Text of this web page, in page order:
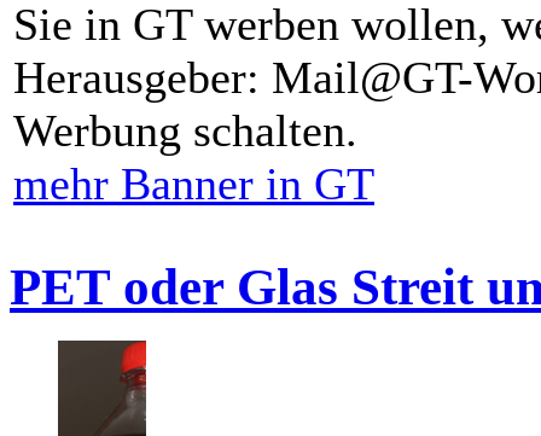
Sie in GT werben wollen,
Herausgeber: Mail@GT-
Werbung schalten.
mehr Banner in GT
PET oder Glas Streit